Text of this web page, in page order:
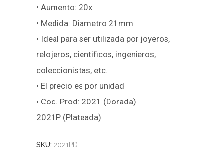
• Aumento: 20x
• Medida: Diametro 21mm
• Ideal para ser utilizada por joyeros,
relojeros, cientificos, ingenieros,
coleccionistas, etc.
• El precio es por unidad
• Cod. Prod: 2021 (Dorada)
2021P (Plateada)
SKU: 2021PD